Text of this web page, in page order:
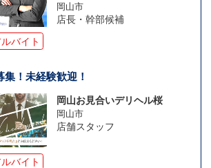
岡山市
店長・幹部候補
バイト
！未経験歓迎！
岡山お見合いデリヘル桜
岡山市
店舗スタッフ
バイト